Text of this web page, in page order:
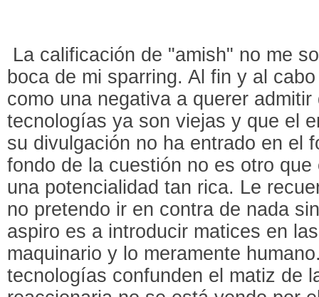
La calificación de "amish" no me
boca de mi sparring. Al fin y al
como una negativa a querer
tecnologías ya son viejas y que el
su divulgación no ha entrado en el
fondo de la cuestión no es otro
una potencialidad tan rica. Le
no pretendo ir en contra de nada
aspiro es a introducir matices en
maquinario y lo meramente
tecnologías confunden el matiz de